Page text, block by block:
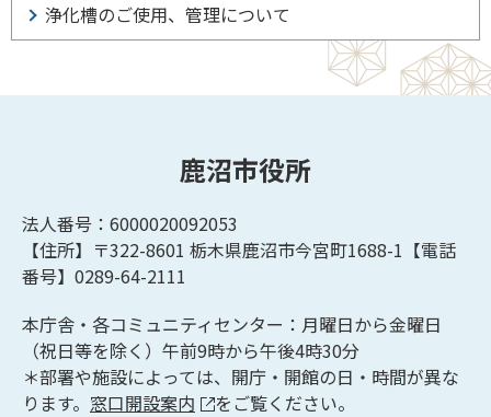
浄化槽のご使用、管理について
鹿沼市役所
法人番号：6000020092053
【住所】〒322-8601 栃木県鹿沼市今宮町1688-1【電話
番号】0289-64-2111
本庁舎・各コミュニティセンター：月曜日から金曜日
（祝日等を除く）午前9時から午後4時30分
＊部署や施設によっては、開庁・開館の日・時間が異な
ります。 窓口開設案内 をご覧ください。